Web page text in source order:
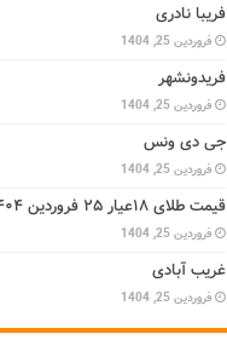
فریبا نادری
فروردین 25, 1404
فریدونشهر
فروردین 25, 1404
جی دی ونس
فروردین 25, 1404
قیمت طلای ۱۸عیار ۲۵ فروردین ۱۴۰۴
فروردین 25, 1404
غریب آبادی
فروردین 25, 1404